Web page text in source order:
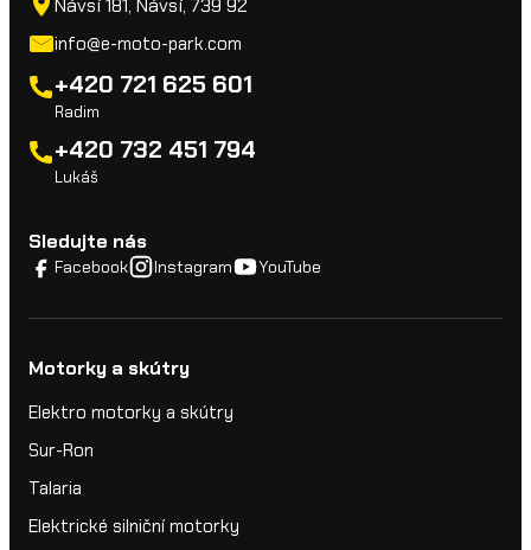
info@e-moto-park.com
+420 721 625 601
Radim
+420 732 451 794
Lukáš
Sledujte nás
Facebook Instagram YouTube
Motorky a skútry
Elektro motorky a skútry
Sur-Ron
Talaria
Elektrické silniční motorky